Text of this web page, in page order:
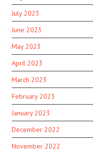
July 2023
June 2023
May 2023
April 2023
March 2023
February 2023
January 2023
December 2022
November 2022